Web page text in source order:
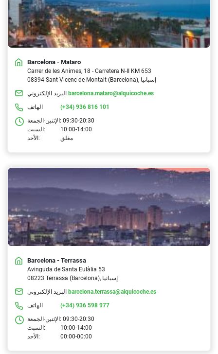
Barcelona - Mataro
Carrer de les Animes, 18 - Carretera N-II KM 653
08394 Sant Vicenc de Montalt (Barcelona), إسبانيا
البريد الإلكتروني
barcelona.mataro@alquicoche.es
الهاتف
(+34) 936 816 101
الإثنين-الجمعة: 09:30-20:30
السبت:
10:00-14:00
الأحد:
مغلق
Barcelona - Terrassa
Avinguda de Santa Eulàlia 53
08223 Terrassa (Barcelona), إسبانيا
البريد الإلكتروني
barcelona.terrassa@alquicoche.es
الهاتف
(+34) 936 598 977
الإثنين-الجمعة: 09:30-20:30
السبت:
10:00-14:00
الأحد:
00:00-00:00